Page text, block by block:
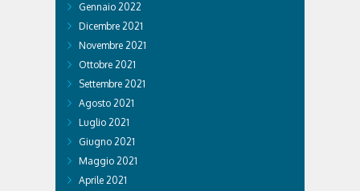
Gennaio 2022
Dicembre 2021
Novembre 2021
Ottobre 2021
Settembre 2021
Agosto 2021
Luglio 2021
Giugno 2021
Maggio 2021
Aprile 2021